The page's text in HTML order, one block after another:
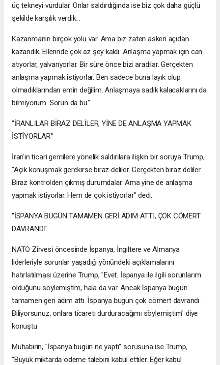
üç tekneyi vurdular. Onlar saldırdığında ise biz çok daha güçlü
şekilde karşılık verdik...
Kazanmanın birçok yolu var. Ama biz zaten askeri açıdan
kazandık. Ellerinde çok az şey kaldı. Anlaşma yapmak için can
atıyorlar, yalvarıyorlar. Bir süre önce bizi aradılar. Gerçekten
anlaşma yapmak istiyorlar. Ben sadece buna layık olup
olmadıklarından emin değilim. Anlaşmaya sadık kalacaklarını da
bilmiyorum. Sorun da bu."
"İRANLILAR BİRAZ DELİLER, YİNE DE ANLAŞMA YAPMAK
İSTİYORLAR"
İran'ın ticari gemilere yönelik saldırılara ilişkin bir soruya Trump,
"Açık konuşmak gerekirse biraz deliler. Gerçekten biraz deliler.
Biraz kontrolden çıkmış durumdalar. Ama yine de anlaşma
yapmak istiyorlar. Hem de çok istiyorlar" dedi.
"İSPANYA BUGÜN TAMAMEN GERİ ADIM ATTI, ÇOK CÖMERT
DAVRANDI"
NATO Zirvesi öncesinde İspanya, İngiltere ve Almanya
liderleriyle sorunlar yaşadığı yönündeki açıklamalarını
hatırlatılması üzerine Trump, "Evet. İspanya ile ilgili sorunlarım
olduğunu söylemiştim, hala da var. Ancak İspanya bugün
tamamen geri adım attı. İspanya bugün çok cömert davrandı.
Biliyorsunuz, onlara ticareti durduracağımı söylemiştim" diye
konuştu.
Muhabirin, "İspanya bugün ne yaptı" sorusuna ise Trump,
"Büyük miktarda ödeme talebini kabul ettiler. Eğer kabul